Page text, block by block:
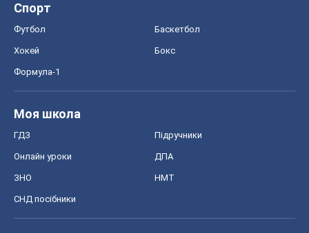
Спорт
Футбол Баскетбол
Хокей Бокс
Формула-1
Моя школа
ГДЗ Підручники
Онлайн уроки ДПА
ЗНО НМТ
СНД посібники